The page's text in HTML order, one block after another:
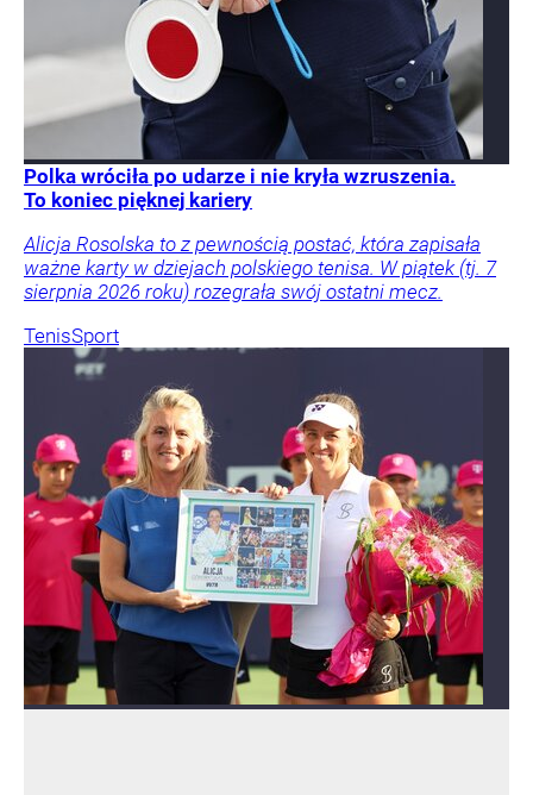
Polka wróciła po udarze i nie kryła wzruszenia.
To koniec pięknej kariery
Alicja Rosolska to z pewnością postać, która zapisała
ważne karty w dziejach polskiego tenisa. W piątek (tj. 7
sierpnia 2026 roku) rozegrała swój ostatni mecz.
TenisSport